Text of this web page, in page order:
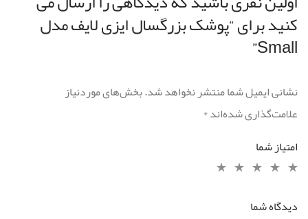
کنید برای “پوشک بزرگسال ایزی لایف مدل
Small”
نشانی ایمیل شما منتشر نخواهد شد.بخش‌های موردنیاز
علامت‌گذاری شده‌اند*
امتیاز شما
دیدگاه شما